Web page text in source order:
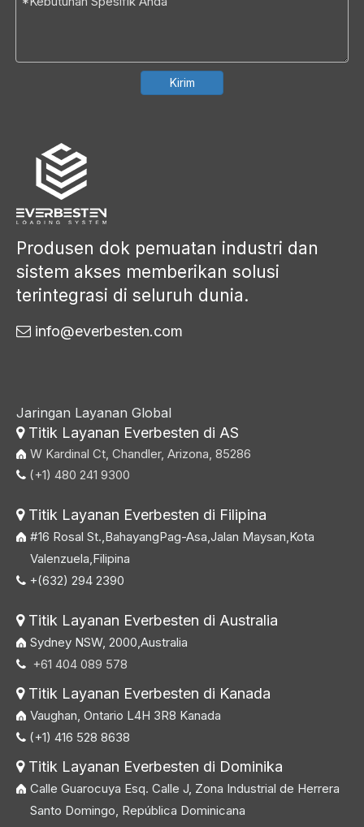
Kirim
Produsen dok pemuatan industri dan
sistem akses memberikan solusi
terintegrasi di seluruh dunia.
 info@everbesten.com
Jaringan Layanan Global
Titik Layanan Everbesten di AS
W Kardinal Ct, Chandler, Arizona, 85286
 (+1) 480 241 9300
Titik Layanan Everbesten di Filipina
#16 Rosal St.,BahayangPag-Asa,Jalan Maysan,Kota
Valenzuela,Filipina
 +(632) 294 2390
Titik Layanan Everbesten di Australia
Sydney NSW, 2000,Australia
 +61 404 089 578
Titik Layanan Everbesten di Kanada
Vaughan, Ontario L4H 3R8 Kanada
 (+1) 416 528 8638
Titik Layanan Everbesten di Dominika
Calle Guarocuya Esq. Calle J, Zona Industrial de Herrera
Santo Domingo, República Dominicana